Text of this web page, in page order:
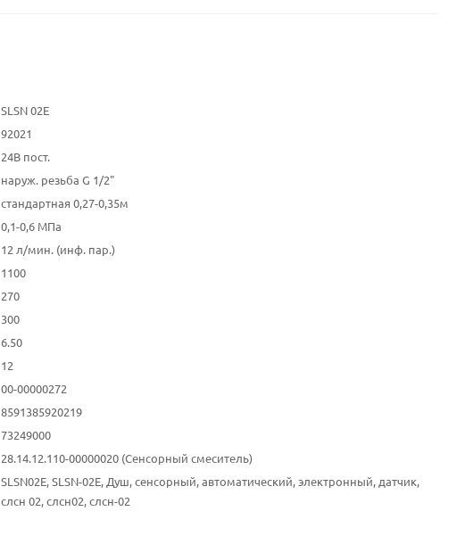
SLSN 02E
92021
24В пост.
наруж. резьба G 1/2"
стандартная 0,27-0,35м
0,1-0,6 МПа
12 л/мин. (инф. пар.)
1100
270
300
6.50
12
00-00000272
8591385920219
73249000
28.14.12.110-00000020 (Сенсорный смеситель)
SLSN02E, SLSN-02E, Душ, сенсорный, автоматический, электронный, датчик,
слсн 02, слсн02, слсн-02